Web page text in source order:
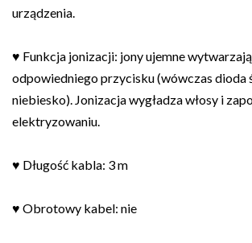
urządzenia.
♥ Funkcja jonizacji: jony ujemne
odpowiedniego przycisku (wówczas dioda
niebiesko). Jonizacja wygładza włosy i
elektryzowaniu.
♥ Długość kabla: 3 m
♥ Obrotowy kabel: nie